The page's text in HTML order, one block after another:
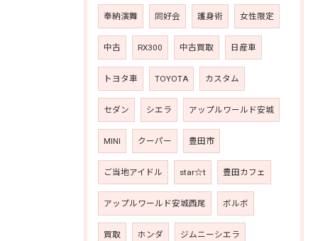
奉納演舞 同好会 護身術 女性限定
中古 RX300 中古買取 日産車
トヨタ車 TOYOTA カスタム
セダン シエラ アップルワールド安城
MINI クーパー 豊田市
ご当地アイドル star☆t 豊田カフェ
アップルワールド安城西尾 ボルボ
買取 ホンダ ジムニーシエラ